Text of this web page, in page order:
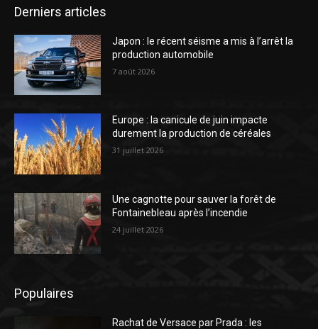
Derniers articles
Japon : le récent séisme a mis à l’arrêt la
production automobile
7 août 2026
Europe : la canicule de juin impacte
durement la production de céréales
31 juillet 2026
Une cagnotte pour sauver la forêt de
Fontainebleau après l’incendie
24 juillet 2026
Populaires
Rachat de Versace par Prada : les